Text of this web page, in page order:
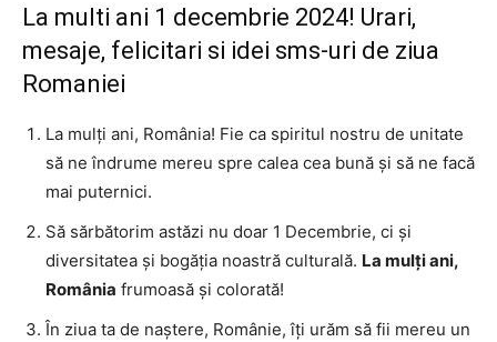
La multi ani 1 decembrie 2024! Urari,
mesaje, felicitari si idei sms-uri de ziua
Romaniei
La mulți ani, România! Fie ca spiritul nostru de unitate
să ne îndrume mereu spre calea cea bună și să ne facă
mai puternici.
Să sărbătorim astăzi nu doar 1 Decembrie, ci și
diversitatea și bogăția noastră culturală. La mulți ani,
România frumoasă și colorată!
În ziua ta de naștere, Românie, îți urăm să fii mereu un